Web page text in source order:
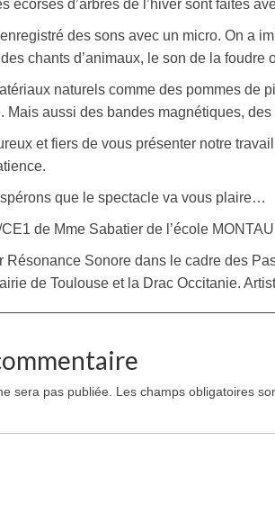
écorses d’arbres de l’hiver sont faites
des sons avec un micro. On a
chants d’animaux, le son de la foudre
naturels comme des pommes de
Mais aussi des bandes magnétiques,
et fiers de vous présenter notre
que le spectacle va vous plaire…
de Mme Sabatier de l’école
Résonance Sonore dans le cadre des
de Toulouse et la Drac Occitanie.
sera pas publiée. Les champs obligatoires